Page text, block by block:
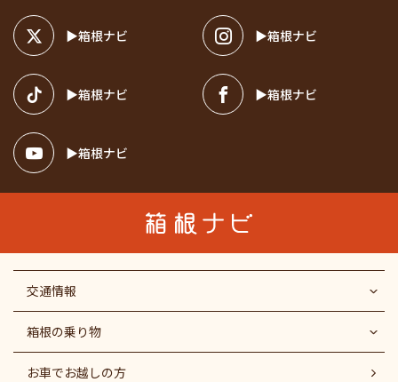
箱根ナビ 箱根ナビ
箱根ナビ 箱根ナビ
箱根ナビ
交通情報
箱根の乗り物
お車でお越しの方